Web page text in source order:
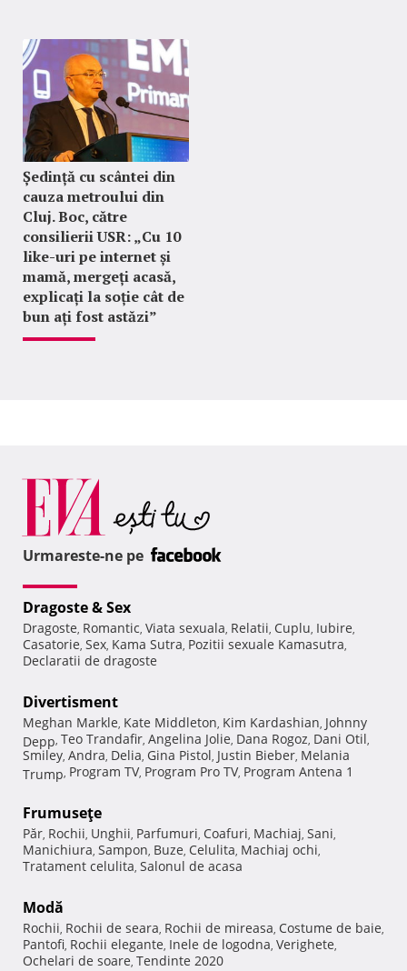
Ședință cu scântei din
cauza metroului din
Cluj. Boc, către
consilierii USR: „Cu 10
like-uri pe internet și
mamă, mergeți acasă,
explicați la soție cât de
bun ați fost astăzi”
Urmareste-ne pe
Dragoste & Sex
Dragoste, Romantic, Viata sexuala, Relatii, Cuplu, Iubire,
Casatorie, Sex, Kama Sutra, Pozitii sexuale Kamasutra,
Declaratii de dragoste
Divertisment
Meghan Markle, Kate Middleton, Kim Kardashian, Johnny
Depp, Teo Trandafir, Angelina Jolie, Dana Rogoz, Dani Otil,
Smiley, Andra, Delia, Gina Pistol, Justin Bieber, Melania
Trump, Program TV, Program Pro TV, Program Antena 1
Frumuseţe
Păr, Rochii, Unghii, Parfumuri, Coafuri, Machiaj, Sani,
Manichiura, Sampon, Buze, Celulita, Machiaj ochi,
Tratament celulita, Salonul de acasa
Modă
Rochii, Rochii de seara, Rochii de mireasa, Costume de baie,
Pantofi, Rochii elegante, Inele de logodna, Verighete,
Ochelari de soare, Tendinte 2020